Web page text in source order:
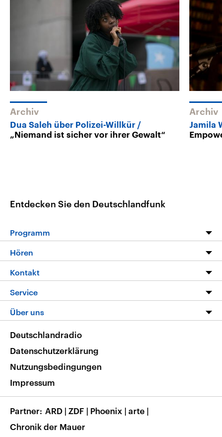
Archiv
Dua Saleh über Polizei-Willkür
„Niemand ist sicher vor ihrer Gewalt“
Archiv
Jamila
Entdecken Sie den Deutschlandfunk
Programm
Programm
Die Nachrichten
Nachrichtenleicht
Neue Beiträge auf dlf.de
Hören
Livestream
Podcasts
Deutschlandfunk App
Nachrichten App
Frequenzen
Kontakt
Hörerservice
Service
FAQ
Veranstaltungen
Musikliste
RSS
Über uns
Barrierefreiheit
Deutschlandradio
Datenschutzerklärung
Nutzungsbedingungen
Impressum
Partner ARD | ZDF | Phoenix | arte |
Chronik der Mauer